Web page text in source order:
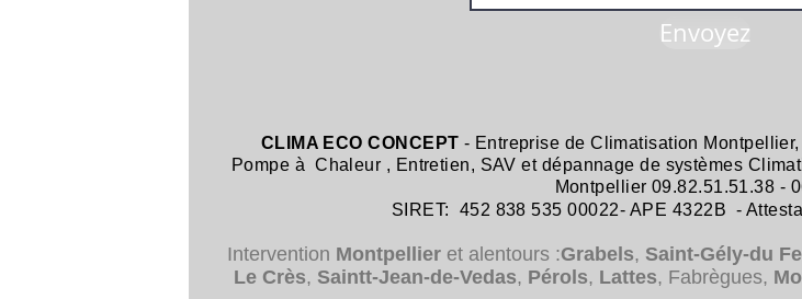
Envoyez
CLIMA ECO CONCEPT - Entreprise deClimatisation Montpellier,
Pompe à Chaleur , Entretien, SAV et dépannage de systèmes
Montpellier 09.82.51.51.38 -
SIRET: 452 838 535 00022- APE 4322B -
Intervention Montpellieret alentours :Grabels, Saint-Gély-du
Le Crès, Saintt-Jean-de-Vedas, Pérols, Lattes, Fabrègues,